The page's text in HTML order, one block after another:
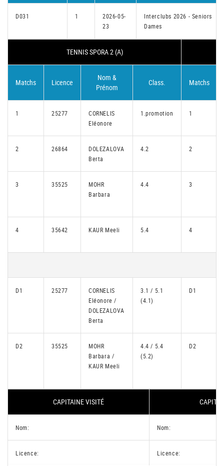
D031 1
2026-05-
23
Interclubs 2026 - Seniors
Dames
TENNIS SPORA 2 (A)
Matchs Licence
Nom &
Prénom
Class. Matchs
1 25277
CORNELIS
Eléonore
1.promotion 1
2 26864
DOLEZALOVA
Berta
4.2 2
3 35525
MOHR
Barbara
4.4 3
4 35642 KAUR Meeli 5.4 4
D1 25277
CORNELIS
Eléonore /
DOLEZALOVA
Berta
3.1 / 5.1
(4.1)
D1
D2 35525
MOHR
Barbara /
KAUR Meeli
4.4 / 5.4
(5.2)
D2
CAPITAINE VISITÉ
Nom: Nom:
Licence: Licence: